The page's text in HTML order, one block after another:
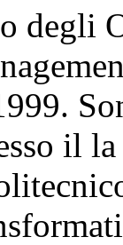
degli
il